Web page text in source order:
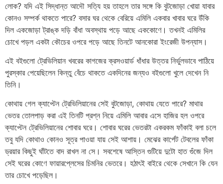
লোক? যদি এই সিদ্ধান্ত আদৌ সত্যি হয় তাহলে তার সঙ্গে কি বুটজোড়া খোয়া যাবার
কোনও সম্পর্ক থাকতে পারে? বসার ঘর থেকে বেরিয়ে এমিলি একবার খাবার ঘরে উঁকি
দিল একজোড়া ট্রাঙ্ক দড়ি বাঁধা অবস্থায় পড়ে আছে এককোণে। তখনই এমিলির
চোখে পড়ল একটা কৌচের ওপরে পড়ে আছে তিনটে আনকোরা ইংরেজী উপন্যাস।
এই বইগুলো ট্রেভিলিয়ান খবরের কাগজের ক্রসওয়ার্ড ধাঁধার উত্তর নির্ভুলভাবে পাঠিয়ে
পুরস্কার পেয়েছিলেন কিন্তু বেঁচে থাকতে একদিনের জন্যও বইগুলো খুলে দেখেন নি
তিনি।
কোথায় গেল ক্যাপ্টেন ট্রেভিলিয়ানের সেই বুটজোড়া, কোথায় যেতে পারে? মাথার
ভেতর তোলপাড় করা এই তিনটি প্রশ্ন নিয়ে এমিলি আবার এসে হাজির হল ওপরে
ক্যাপ্টেন ট্রেভিলিয়ানের শোবার ঘরে। শোবার ঘরের ভেতরটা একরকম ফাঁকাই বলা চলে
তবু যদি কোথাও কোনও সূত্র পাওয়া যায় সেই আশায়। মেঝের কার্পেট টেবলের ফাঁকা
ড্রয়ার কিছুই ঘাঁটতে বাদ রাখল না সে। সবশেষে আস্তিন গুটিয়ে দুটো হাত গুঁজে দিল
সেই ঘরের কোণে ফায়ারপ্লেসের চিমনির ভেতরে। হঠাৎই বাইরে থেকে সেখানে কি যেন
তার চোখে পড়েছিল।